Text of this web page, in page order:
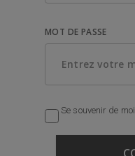
MOT DE PASSE
Se souvenir de moi